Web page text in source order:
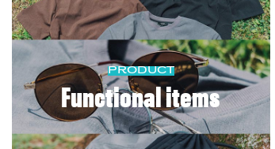
PRODUCT
Functional items